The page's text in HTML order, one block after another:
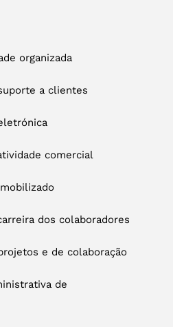
organizada
a clientes
comercial
dos colaboradores
e de colaboração
de